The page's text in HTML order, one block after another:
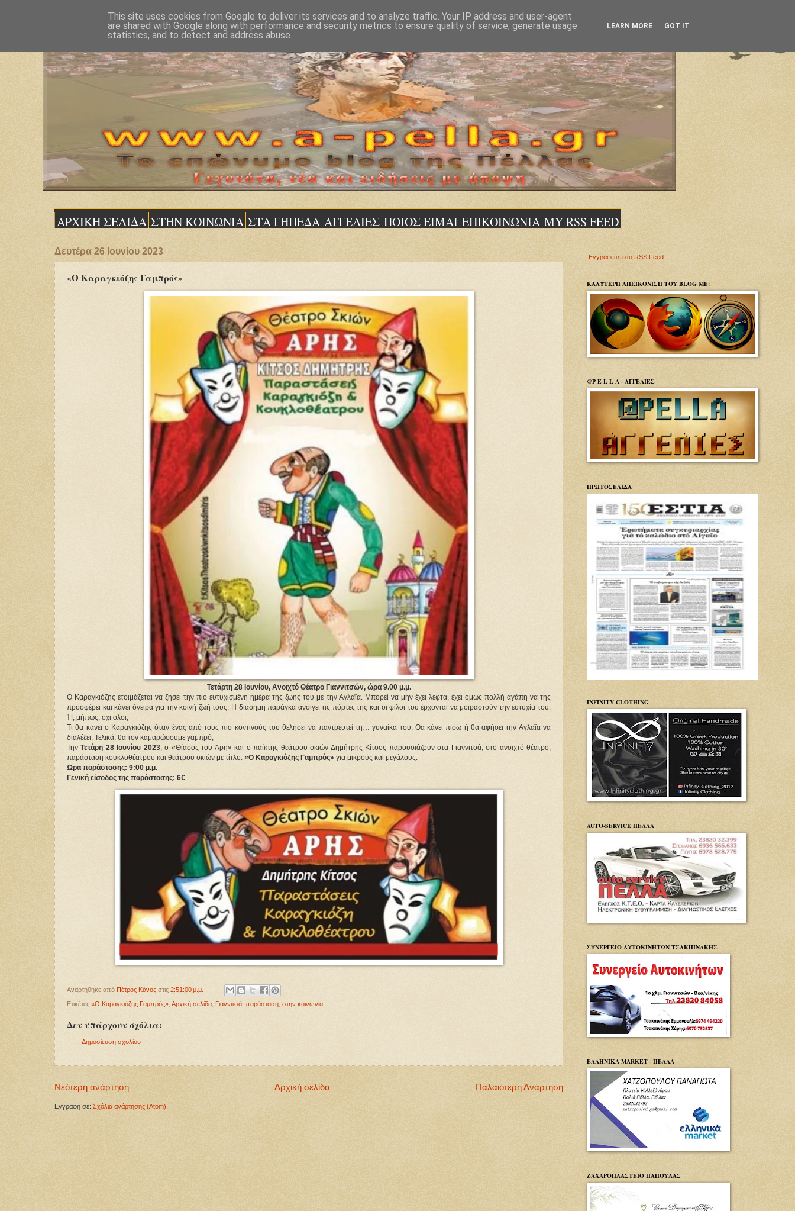
ΑΡΧΙΚΗ ΣΕΛΙΔΑ ΣΤΗΝ ΚΟΙΝΩΝΙΑ ΣΤΑ ΓΗΠΕΔΑ ΑΓΓΕΛΙΕΣ ΠΟΙΟΣ ΕΙΜΑΙ ΕΠΙΚΟΙΝΩΝΙΑ MY RSS FEED
Δευτέρα 26 Ιουνίου 2023
«Ο Καραγκιόζης Γαμπρός»
Τετάρτη 28 Ιουνίου, Ανοιχτό Θέατρο Γιαννιτσών, ώρα 9.00 μ.μ.
Ο Καραγκιόζης ετοιμάζεται να ζήσει την πιο ευτυχισμένη ημέρα της ζωής του με την Αγλαΐα. Μπορεί να μην έχει λεφτά, έχει όμως πολλή αγάπη να της
προσφέρει και κάνει όνειρα για την κοινή ζωή τους. Η διάσημη παράγκα ανοίγει τις πόρτες της και οι φίλοι του έρχονται να μοιραστούν την ευτυχία του.
Ή, μήπως, όχι όλοι;
Τι θα κάνει ο Καραγκιόζης όταν ένας από τους πιο κοντινούς του θελήσει να παντρευτεί τη… γυναίκα του; Θα κάνει πίσω ή θα αφήσει την Αγλαΐα να
διαλέξει; Τελικά, θα τον καμαρώσουμε γαμπρό;
ΤηνΤετάρη 28 Ιουνίου 2023, ο «Θίασος του Άρη» και ο παίκτης θεάτρου σκιών Δημήτρης Κίτσος παρουσιάζουν στα Γιαννιτσά, στο ανοιχτό θέατρο,
παράσταση κουκλοθέατρου και θεάτρου σκιών με τίτλο: «Ο Καραγκιόζης Γαμπρός» για μικρούς και μεγάλους.
Ώρα παράστασης: 9:00 μ.μ.
Γενική είσοδος της παράστασης: 6€
Αναρτήθηκε από Πέτρος Κάνος στις 2:51:00 μ.μ.
Ετικέτες «Ο Καραγκιόζης Γαμπρός» Αρχική σελίδα Γιαννιτσά παράσταση στην κοινωνία
Δεν υπάρχουν σχόλια:
Δημοσίευση σχολίου
Νεότερη ανάρτηση Παλαιότερη Ανάρτηση
Αρχική σελίδα
Εγγραφή σε: Σχόλια ανάρτησης (Atom)
Εγγραφείτε στο RSS Feed
ΚΑΛΥΤΕΡΗ ΑΠΕΙΚΟΝΙΣΗ ΤΟΥ BLOG ΜΕ:
@P E L L A - ΑΓΓΕΛΙΕΣ
ΠΡΩΤΟΣΕΛΙΔΑ
INFINITY CLOTHING
AUTO-SERVICE ΠΕΛΛΑ
ΣΥΝΕΡΓΕΙΟ ΑΥΤΟΚΙΝΗΤΩΝ ΤΣΑΚΠΙΝΑΚΗΣ
ΕΛΛΗΝΙΚΑ MARKET - ΠΕΛΛΑ
ΖΑΧΑΡΟΠΛΑΣΤΕΙΟ ΠΑΠΟΥΛΑΣ
This site uses cookies from Google to deliver its services and to analyze traffic. Your IP address and user-agent
are shared with Google along with performance and security metrics to ensure quality of service, generate usage
statistics, and to detect and address abuse.
LEARN MORE GOT IT